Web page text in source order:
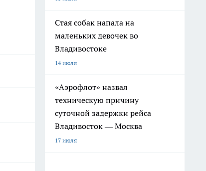
Стая собак напала на
маленьких девочек во
Владивостоке
14 июля
«Аэрофлот» назвал
техническую причину
суточной задержки рейса
Владивосток — Москва
17 июля